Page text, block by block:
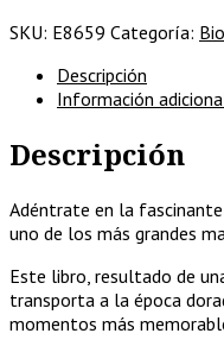
vida
toros
cantidad
SKU: E8659 Categoría:
Descripción
Información
Descripción
Adéntrate en la fascinante
uno de los más grandes
Este libro, resultado de
transporta a la época
momentos más